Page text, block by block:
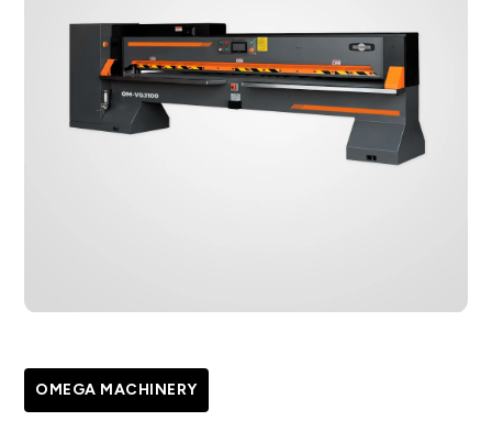
OMEGA MACHINERY